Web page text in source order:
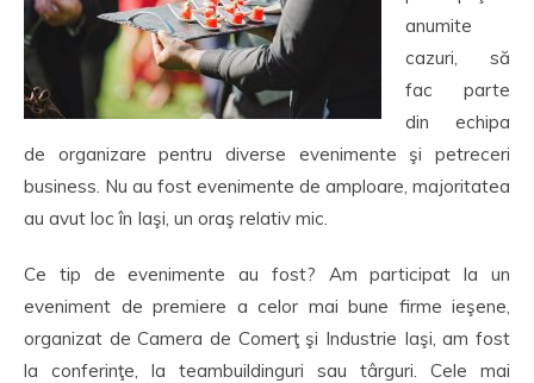
anumite
cazuri, să
fac parte
din echipa
de organizare pentru diverse evenimente şi petreceri
business. Nu au fost evenimente de amploare, majoritatea
au avut loc în Iaşi, un oraş relativ mic.
Ce tip de evenimente au fost? Am participat la un
eveniment de premiere a celor mai bune firme ieşene,
organizat de Camera de Comerţ şi Industrie Iaşi, am fost
la conferinţe, la teambuildinguri sau târguri. Cele mai